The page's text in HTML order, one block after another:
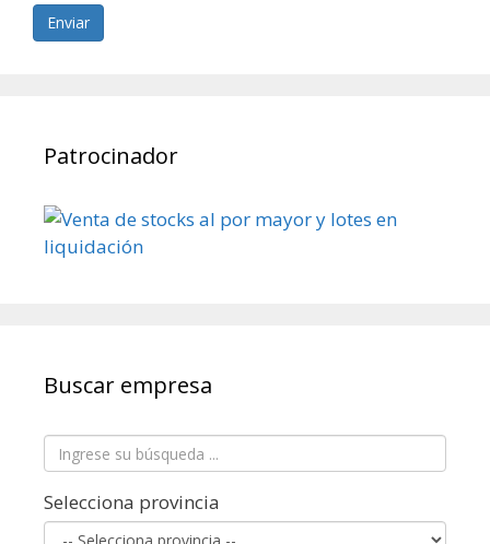
Enviar
Patrocinador
Buscar empresa
Selecciona provincia